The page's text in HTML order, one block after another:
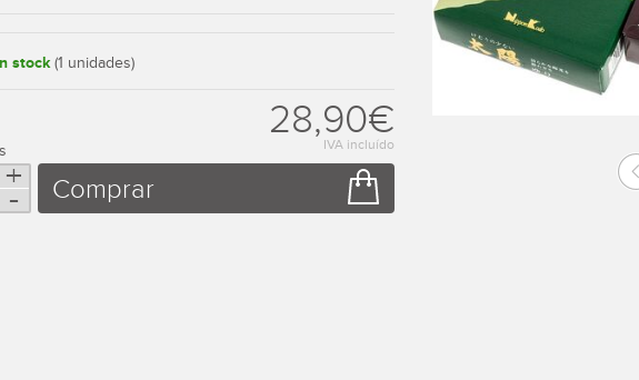
(1 unidades)
28,90€
IVA incluído
+
- Comprar